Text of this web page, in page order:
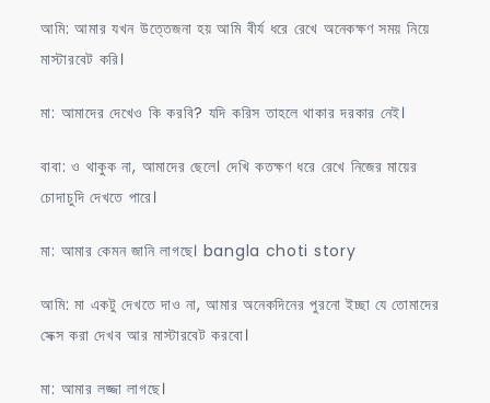
আমি: আমার যখন উত্তেজনা হয় আমি বীর্য ধরে রেখে অনেকক্ষণ সময় নিয়ে
মাস্টারবেট করি।
মা: আমাদের দেখেও কি করবি? যদি করিস তাহলে থাকার দরকার নেই।
বাবা: ও থাকুক না, আমাদের ছেলে। দেখি কতক্ষণ ধরে রেখে নিজের মায়ের
চোদাচুদি দেখতে পারে।
মা: আমার কেমন জানি লাগছে। bangla choti story
আমি: মা একটু দেখতে দাও না, আমার অনেকদিনের পুরনো ইচ্ছা যে তোমাদের
সেক্স করা দেখব আর মাস্টারবেট করবো।
মা: আমার লজ্জা লাগছে।